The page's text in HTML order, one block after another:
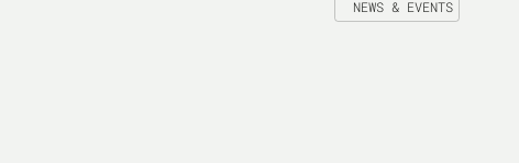
NEWS & EVENTS